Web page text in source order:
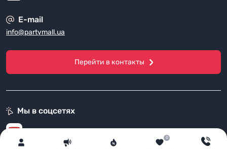
0
E-mail
info@partymall.ua
Перейти в контакты
Мы в соцсетях
Канал на Youtube